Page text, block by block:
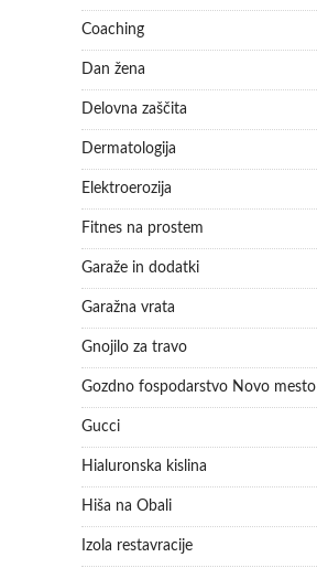
Coaching
Dan žena
Delovna zaščita
Dermatologija
Elektroerozija
Fitnes na prostem
Garaže in dodatki
Garažna vrata
Gnojilo za travo
Gozdno fospodarstvo Novo mesto
Gucci
Hialuronska kislina
Hiša na Obali
Izola restavracije